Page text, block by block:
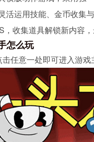
活运用技能、金币收集
收集道具解锁新内容，
怎么玩
任意一处即可进入游戏